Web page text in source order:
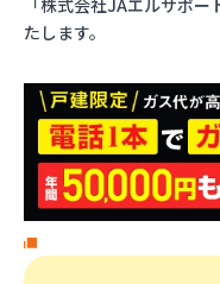
「株式会社JAエルサポ
たします。